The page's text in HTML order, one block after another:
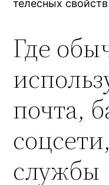
телесных
Где
почта,
службы